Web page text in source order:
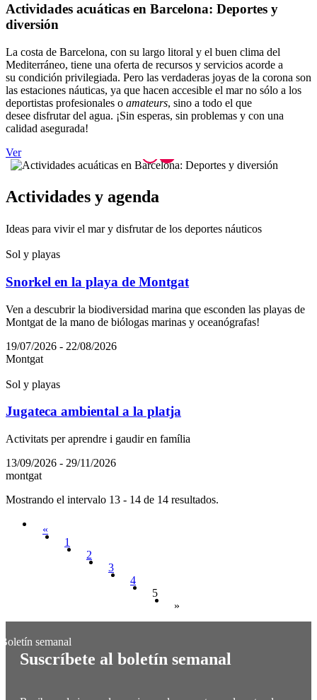
Actividades acuáticas en Barcelona: Deportes y
diversión
La costa de Barcelona, con su largo litoral y el buen clima del
Mediterráneo, tiene una oferta de recursos y servicios acorde a
su condición privilegiada. Pero las verdaderas joyas de la corona son
las estaciones náuticas, ya que hacen accesible el mar no sólo a los
deportistas profesionales o amateurs, sino a todo el que
desee disfrutar del agua. ¡Sin esperas, sin problemas y con una
calidad asegurada!
Ver
Actividades y agenda
Ideas para vivir el mar y disfrutar de los deportes náuticos
Sol y playas
Snorkel en la playa de Montgat
Ven a descubrir la biodiversidad marina que esconden las playas de
Montgat de la mano de biólogas marinas y oceanógrafas!
19/07/2026 - 22/08/2026
Montgat
Sol y playas
Jugateca ambiental a la platja
Activitats per aprendre i gaudir en família
13/09/2026 - 29/11/2026
montgat
Mostrando el intervalo 13 - 14 de 14 resultados.
«
1
2
3
4
5
»
Suscríbete al boletín semanal